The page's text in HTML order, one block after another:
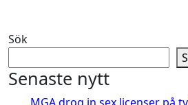
Sök
Senaste nytt